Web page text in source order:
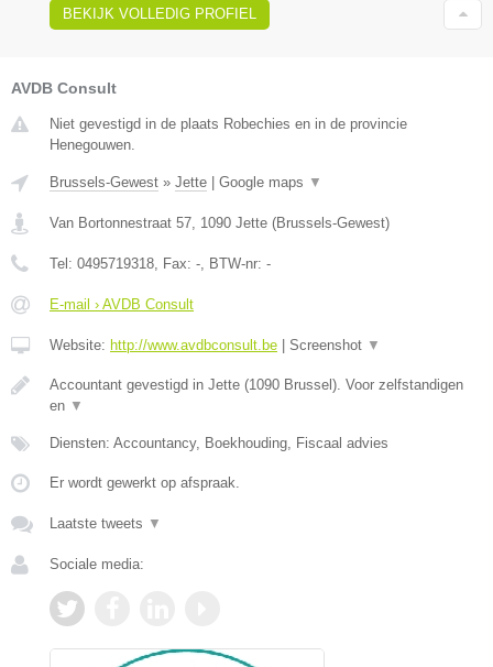
BEKIJK VOLLEDIG PROFIEL
AVDB Consult
Niet gevestigd in de plaats Robechies en in de provincie
Henegouwen.
Brussels-Gewest » Jette | Google maps ▼
Van Bortonnestraat 57 1090 Jette (Brussels-Gewest)
Tel: 0495719318 , Fax: - , BTW-nr: -
E-mail › AVDB Consult
Website: http://www.avdbconsult.be | Screenshot ▼
Accountant gevestigd in Jette (1090 Brussel). Voor zelfstandigen
en ▼
Diensten: Accountancy, Boekhouding, Fiscaal advies
Er wordt gewerkt op afspraak.
Laatste tweets ▼
Sociale media: